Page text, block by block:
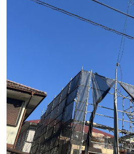
KATSUMIの標準仕様 和暮-なごみ-
断熱・気密性能と快適性
長期優良住宅
ZEH